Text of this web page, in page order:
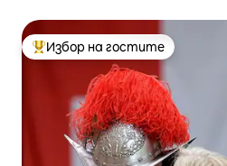
Най-популярен избор на
Избор на гостите